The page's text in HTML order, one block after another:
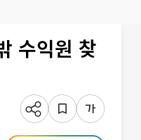
수익원 찾